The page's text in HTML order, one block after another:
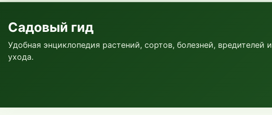
Садовый гид
Удобная энциклопедия растений, сортов, болезней, вредителей и
ухода.